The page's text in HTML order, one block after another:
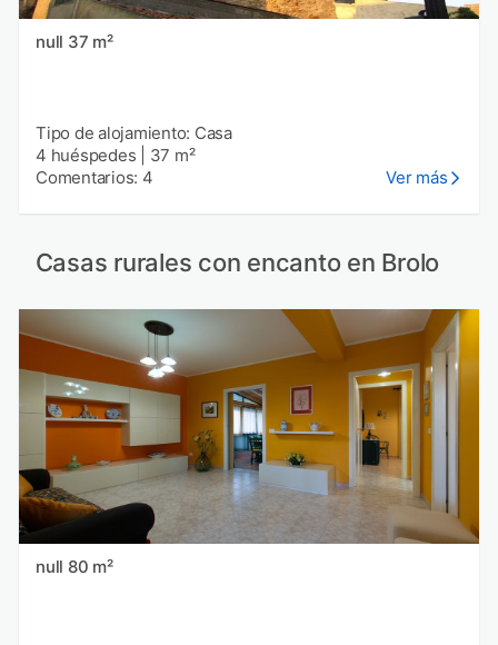
null 37 m²
Tipo de alojamiento: Casa
4 huéspedes
37 m²
Comentarios: 4
Ver más
Casas rurales con encanto en Brolo
null 80 m²